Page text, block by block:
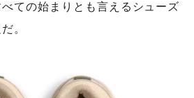
ての始まりとも言えるシューズ
。